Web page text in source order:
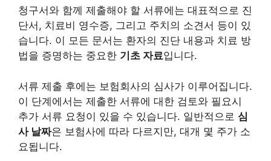
청구서와 함께 제출해야 할 서류에는 대표적으로 진
단서, 치료비 영수증, 그리고 주치의 소견서 등이 있
습니다. 이 모든 문서는 환자의 진단 내용과 치료 방
법을 증명하는 중요한 기초 자료입니다.
서류 제출 후에는 보험회사의 심사가 이루어집니다.
이 단계에서는 제출한 서류에 대한 검토와 필요시
추가 서류 요청이 있을 수 있습니다. 일반적으로 심
사 날짜은 보험사에 따라 다르지만, 대개 몇 주가 소
요됩니다.